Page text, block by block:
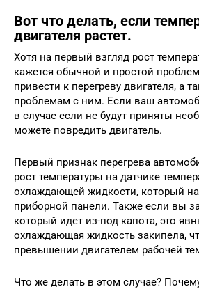
Вот что делать, если
двигателя растет.
Хотя на первый взгляд рост
кажется обычной и простой
привести к перегреву двигателя, а
проблемам с ним. Если ваш
в случае если не будут приняты
можете повредить двигатель.
Первый признак перегрева
рост температуры на датчике
охлаждающей жидкости, который
приборной панели. Также если вы
который идет из-под капота, это
охлаждающая жидкость закипела,
превышении двигателем рабочей
Что же делать в этом случае?